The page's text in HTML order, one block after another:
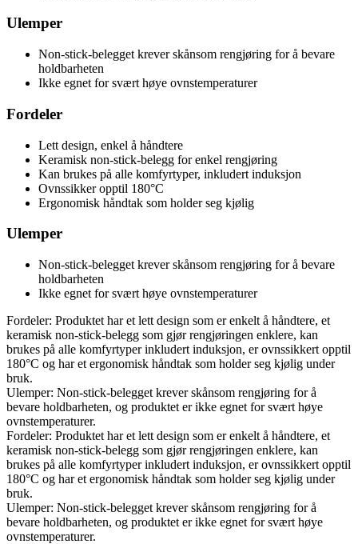
Ulemper
Non-stick-belegget krever skånsom rengjøring for å bevare
holdbarheten
Ikke egnet for svært høye ovnstemperaturer
Fordeler
Lett design, enkel å håndtere
Keramisk non-stick-belegg for enkel rengjøring
Kan brukes på alle komfyrtyper, inkludert induksjon
Ovnssikker opptil 180°C
Ergonomisk håndtak som holder seg kjølig
Ulemper
Non-stick-belegget krever skånsom rengjøring for å bevare
holdbarheten
Ikke egnet for svært høye ovnstemperaturer
Fordeler: Produktet har et lett design som er enkelt å håndtere, et
keramisk non-stick-belegg som gjør rengjøringen enklere, kan
brukes på alle komfyrtyper inkludert induksjon, er ovnssikkert opptil
180°C og har et ergonomisk håndtak som holder seg kjølig under
bruk.
Ulemper: Non-stick-belegget krever skånsom rengjøring for å
bevare holdbarheten, og produktet er ikke egnet for svært høye
ovnstemperaturer.
Fordeler: Produktet har et lett design som er enkelt å håndtere, et
keramisk non-stick-belegg som gjør rengjøringen enklere, kan
brukes på alle komfyrtyper inkludert induksjon, er ovnssikkert opptil
180°C og har et ergonomisk håndtak som holder seg kjølig under
bruk.
Ulemper: Non-stick-belegget krever skånsom rengjøring for å
bevare holdbarheten, og produktet er ikke egnet for svært høye
ovnstemperaturer.